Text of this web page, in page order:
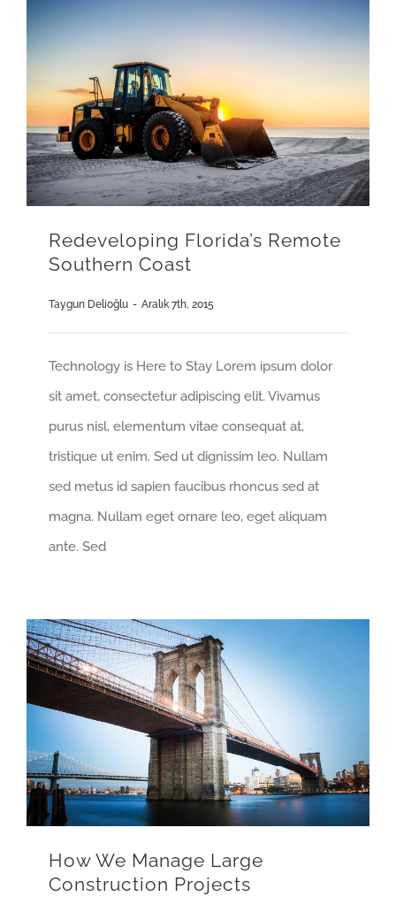
Redeveloping Florida’s Remote
Southern Coast
Taygun Delioğlu - Aralık 7th, 2015
Technology is Here to Stay Lorem ipsum dolor
sit amet, consectetur adipiscing elit. Vivamus
purus nisl, elementum vitae consequat at,
tristique ut enim. Sed ut dignissim leo. Nullam
sed metus id sapien faucibus rhoncus sed at
magna. Nullam eget ornare leo, eget aliquam
ante. Sed
How We Manage Large
Construction Projects